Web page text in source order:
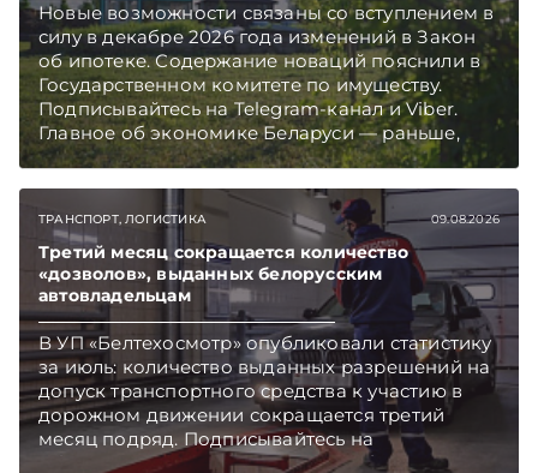
Новые возможности связаны со вступлением в
силу в декабре 2026 года изменений в Закон
об ипотеке. Содержание новаций пояснили в
Государственном комитете по имуществу.
Подписывайтесь на Telegram‑канал и Viber.
Главное об экономике Беларуси — раньше,
чем в новостях TelegramViber
ТРАНСПОРТ, ЛОГИСТИКА 09.08.2026
Третий месяц сокращается количество
«дозволов», выданных белорусским
автовладельцам
В УП «Белтехосмотр» опубликовали статистику
за июль: количество выданных разрешений на
допуск транспортного средства к участию в
дорожном движении сокращается третий
месяц подряд. Подписывайтесь на
Telegram‑канал и Viber. Главное об экономике